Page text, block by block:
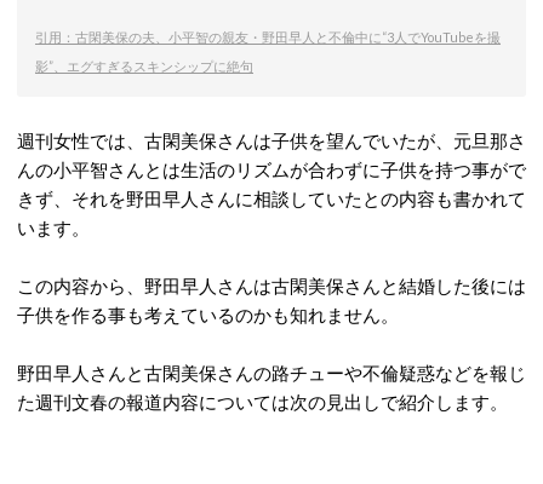
引用：古閑美保の夫、小平智の親友・野田早人と不倫中に“3人でYouTubeを撮
影”、エグすぎるスキンシップに絶句
週刊女性では、古閑美保さんは子供を望んでいたが、元旦那さ
んの小平智さんとは生活のリズムが合わずに子供を持つ事がで
きず、それを野田早人さんに相談していたとの内容も書かれて
います。
この内容から、野田早人さんは古閑美保さんと結婚した後には
子供を作る事も考えているのかも知れません。
野田早人さんと古閑美保さんの路チューや不倫疑惑などを報じ
た週刊文春の報道内容については次の見出しで紹介します。